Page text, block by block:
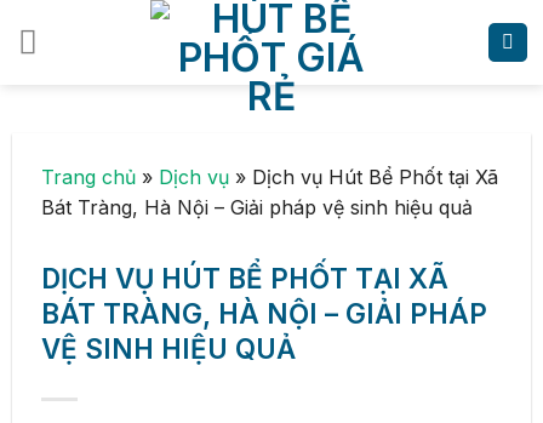
Trang chủ » Dịch vụ » Dịch vụ Hút Bể Phốt tại Xã
Bát Tràng, Hà Nội – Giải pháp vệ sinh hiệu quả
DỊCH VỤ HÚT BỂ PHỐT TẠI XÃ
BÁT TRÀNG, HÀ NỘI – GIẢI PHÁP
VỆ SINH HIỆU QUẢ